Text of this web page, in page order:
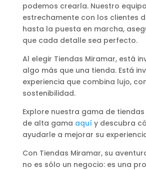
podemos crearla. Nuestro
estrechamente con los clientes
hasta la puesta en marcha,
que cada detalle sea perfecto.
Al elegir Tiendas Miramar, está
algo más que una tienda. Está
experiencia que combina lujo,
sostenibilidad.
Explore nuestra gama de
de alta gama aquíy descubra
ayudarle a mejorar su
Con Tiendas Miramar, su
no es sólo un negocio: es una